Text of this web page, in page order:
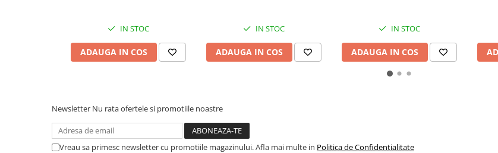
Nevoi speciale si sindrom Down
Jucarii de motricitate
Jucarii fructe si legume
IN STOC
ADAUGA IN COS
IN STOC
ADAUGA IN COS
IN STOC
ADAUGA IN COS
Newsletter Nu rata ofertele si promotiile noastre
Vreau sa primesc newsletter cu promotiile magazinului. Afla mai multe in Politica de Confidentialitate